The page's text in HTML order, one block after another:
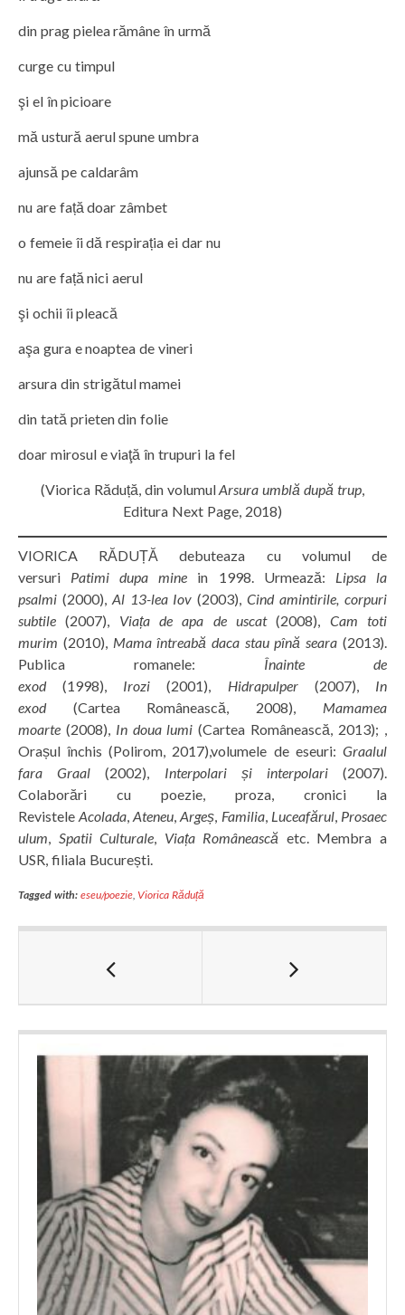
din prag pielea rămâne în urmă
curge cu timpul
şi el în picioare
mă ustură aerul spune umbra
ajunsă pe caldarâm
nu are față doar zâmbet
o femeie îi dă respirația ei dar nu
nu are față nici aerul
şi ochii îi pleacă
aşa gura e noaptea de vineri
arsura din strigătul mamei
din tată prieten din folie
doar mirosul e viaţă în trupuri la fel
(Viorica Răduță, din volumulArsura umblă după trup,
Editura Next Page, 2018)
VIORICA RĂDUȚĂ debuteaza cu volumul de
versuri Patimi dupa mine in 1998. Urmează: Lipsa la
psalmi (2000), Al 13-lea Iov (2003),Cind amintirile, corpuri
subtile (2007), Viața de apa de uscat(2008), Cam toti
murim (2010), Mama întreabă daca stau pînă seara (2013).
Publica romanele: Înainte de
exod(1998), Irozi (2001), Hidrapulper(2007), In
exod(Cartea Românească, 2008), Mamamea
moarte (2008), In doua lumi (Cartea Românească, 2013); ,
Orașul închis (Polirom, 2017),volumele de eseuri: Graalul
fara Graal (2002), Interpolari și interpolari(2007).
Colaborări cu poezie, proza, cronici la
RevisteleAcolada,Ateneu,Argeș, Familia, Luceafărul, Prosaec
ulum, Spatii Culturale, Viața Românească etc. Membra a
USR, filiala București.
Tagged with: eseu/poezie,Viorica Răduță